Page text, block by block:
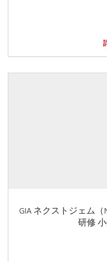
GIA ネクストジェム
研修